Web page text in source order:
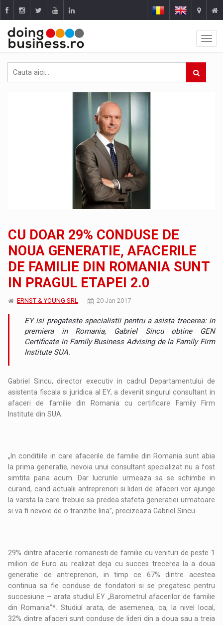
CU DOAR 29% CONDUSE DE
NOUA GENERATIE, AFACERILE
DE FAMILIE DIN ROMANIA SUNT
IN PRAGUL ETAPEI 2.0
ERNST & YOUNG SRL 20 Jan 2017
EY isi pregateste specialistii pentru a asista trecerea: in
premiera in Romania, Gabriel Sincu obtine GEN
Certificate in Family Business Advising de la Family Firm
Institute SUA.
Gabriel Sincu, director executiv in cadrul Departamentului de
asistenta fiscala si juridica al EY, a devenit singurul consultant in
afaceri de familie din Romania cu certificare Family Firm
Institute din SUA.
„In conditiile in care afacerile de familie din Romania sunt abia
la prima generatie, nevoia unui consultant specializat nu a fost
simtita pana acum. Dar lucrurile urmeaza sa se schimbe in
curand, cand actualii antreprenori si lideri de afaceri vor ajunge
la varsta la care trebuie sa predea stafeta generatiei urmatoare
si va fi nevoie de o tranzitie lina”, precizeaza Gabriel Sincu.
29% dintre afacerile romanesti de familie cu venituri de peste 1
milion de Euro au realizat deja cu succes trecerea la a doua
generatie de antreprenori, in timp ce 67% dintre acestea
continua sa fie conduse de fondatori si se pregatesc pentru
succesiune – arata studiul EY „Barometrul afacerilor de familie
din Romania”*. Studiul arata, de asemenea, ca, la nivel local,
32% dintre afaceri sunt conduse de lideri din a doua sau a treia